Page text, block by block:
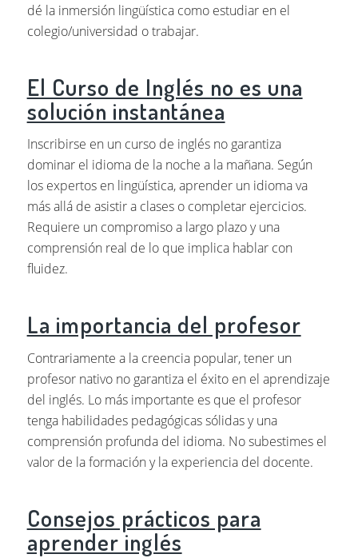
dé la inmersión lingüística como estudiar en el
colegio/universidad o trabajar.
El Curso de Inglés no es una
solución instantánea
Inscribirse en un curso de inglés no garantiza
dominar el idioma de la noche a la mañana. Según
los expertos en lingüística, aprender un idioma va
más allá de asistir a clases o completar ejercicios.
Requiere un compromiso a largo plazo y una
comprensión real de lo que implica hablar con
fluidez.
La importancia del profesor
Contrariamente a la creencia popular, tener un
profesor nativo no garantiza el éxito en el aprendizaje
del inglés. Lo más importante es que el profesor
tenga habilidades pedagógicas sólidas y una
comprensión profunda del idioma. No subestimes el
valor de la formación y la experiencia del docente.
Consejos prácticos para
aprender inglés